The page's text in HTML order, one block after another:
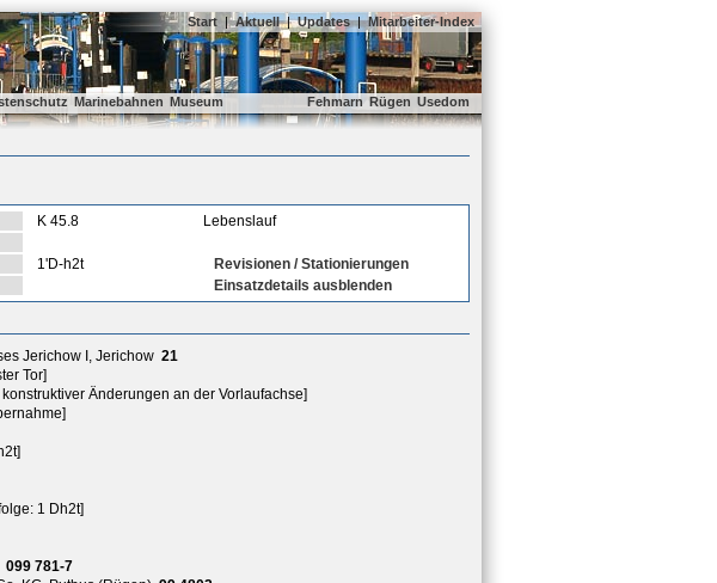
Start | Aktuell | Updates | Mitarbeiter-Index
Marinebahnen Museum Fehmarn Rügen Usedom
K 45.8
Lebenslauf
1'D-h2t
Revisionen / Stationierungen
Einsatzdetails ausblenden
Jerichow I, Jerichow 21
Tor]
Änderungen an der Vorlaufachse]
1 Dh2t]
099 781-7